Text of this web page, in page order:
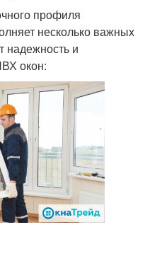
профиля
несколько важных
надежность и
окон: